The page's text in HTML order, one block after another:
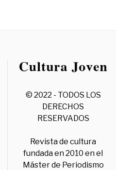
© 2022 - TODOS LOS
DERECHOS
RESERVADOS
Revista de cultura
fundada en 2010 en el
Máster de Periodismo